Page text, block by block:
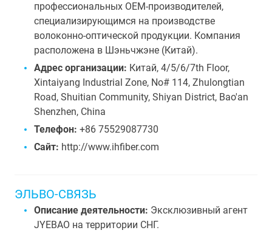
профессиональных OEM-производителей,
специализирующимся на производстве
волоконно-оптической продукции. Компания
расположена в Шэньчжэне (Китай).
Адрес организации: Китай, 4/5/6/7th Floor,
Xintaiyang Industrial Zone, No# 114, Zhulongtian
Road, Shuitian Community, Shiyan District, Bao'an
Shenzhen, China
Телефон: +86 75529087730
Сайт: http://www.ihfiber.com
ЭЛЬВО-СВЯЗЬ
Описание деятельности: Эксклюзивный агент
JYEBAO на территории СНГ.